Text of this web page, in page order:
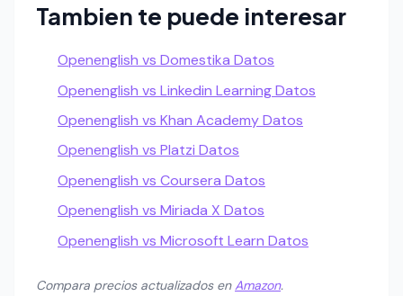
Tambien te puede interesar
Openenglish vs Domestika Datos
Openenglish vs Linkedin Learning Datos
Openenglish vs Khan Academy Datos
Openenglish vs Platzi Datos
Openenglish vs Coursera Datos
Openenglish vs Miriada X Datos
Openenglish vs Microsoft Learn Datos
Compara precios actualizados en Amazon.